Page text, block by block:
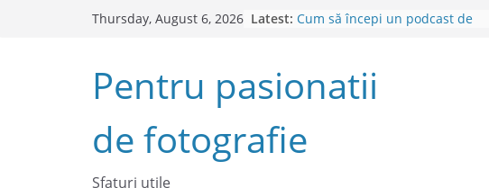
Thursday, August 6, 2026 Latest: Cum să începi un podcast de
cameră full frame pentru vlog
4 sfaturi pentru cele mai bune
Top 5 obiective foto mirrorless în
Pentru pasionatii
de fotografie
Sfaturi utile